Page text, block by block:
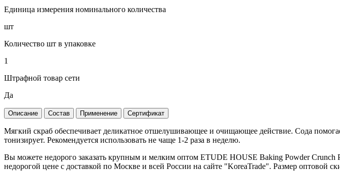
Единица измерения номинального количества
шт
Количество шт в упаковке
1
Штрафной товар сети
Да
Описание Состав Применение Сертификат
Мягкий скраб обеспечивает деликатное отшелушивающее и очищающее действие. Сода
тонизирует. Рекомендуется использовать не чаще 1-2 раза в неделю.
Вы можете недорого заказать крупным и мелким оптом ETUDE HOUSE Baking Powder Crunch
недорогой цене с доставкой по Москве и всей России на сайте "KoreaTrade". Размер оптовой